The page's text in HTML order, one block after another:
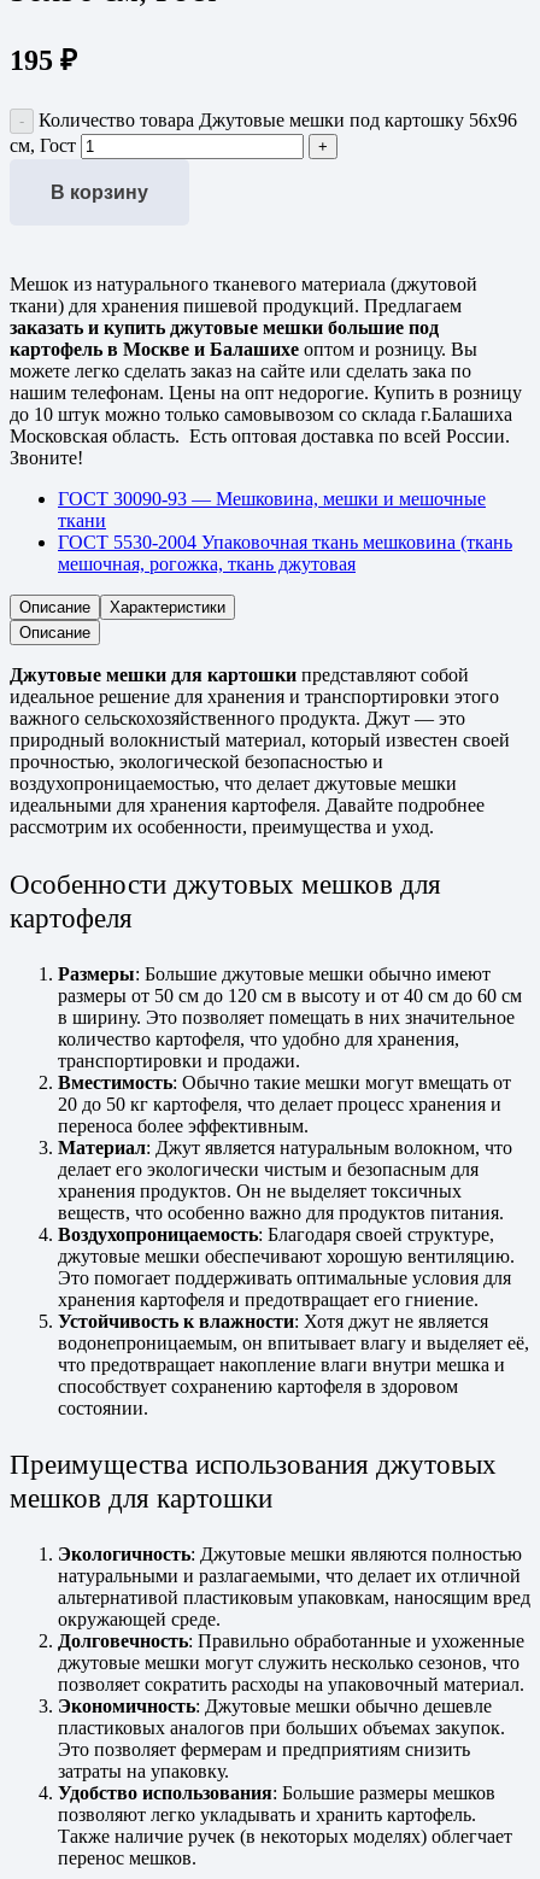
195 ₽
Количество товара Джутовые мешки под картошку 56х96
см, Гост
В корзину
Мешок из натурального тканевого материала (джутовой
ткани) для хранения пишевой продукций. Предлагаем
заказать и купить джутовые мешки большие под
картофель в Москве и Балашихе оптом и розницу. Вы
можете легко сделать заказ на сайте или сделать зака по
нашим телефонам. Цены на опт недорогие. Купить в розницу
до 10 штук можно только самовывозом со склада г.Балашиха
Московская область. Есть оптовая доставка по всей России.
Звоните!
ГОСТ 30090-93 — Мешковина, мешки и мешочные
ткани
ГОСТ 5530-2004 Упаковочная ткань мешковина (ткань
мешочная, рогожка, ткань джутовая
Описание
Характеристики
Описание
Джутовые мешки для картошки представляют собой
идеальное решение для хранения и транспортировки этого
важного сельскохозяйственного продукта. Джут — это
природный волокнистый материал, который известен своей
прочностью, экологической безопасностью и
воздухопроницаемостью, что делает джутовые мешки
идеальными для хранения картофеля. Давайте подробнее
рассмотрим их особенности, преимущества и уход.
Особенности джутовых мешков для
картофеля
Размеры: Большие джутовые мешки обычно имеют
размеры от 50 см до 120 см в высоту и от 40 см до 60 см
в ширину. Это позволяет помещать в них значительное
количество картофеля, что удобно для хранения,
транспортировки и продажи.
Вместимость: Обычно такие мешки могут вмещать от
20 до 50 кг картофеля, что делает процесс хранения и
переноса более эффективным.
Материал: Джут является натуральным волокном, что
делает его экологически чистым и безопасным для
хранения продуктов. Он не выделяет токсичных
веществ, что особенно важно для продуктов питания.
Воздухопроницаемость: Благодаря своей структуре,
джутовые мешки обеспечивают хорошую вентиляцию.
Это помогает поддерживать оптимальные условия для
хранения картофеля и предотвращает его гниение.
Устойчивость к влажности: Хотя джут не является
водонепроницаемым, он впитывает влагу и выделяет её,
что предотвращает накопление влаги внутри мешка и
способствует сохранению картофеля в здоровом
состоянии.
Преимущества использования джутовых
мешков для картошки
Экологичность: Джутовые мешки являются полностью
натуральными и разлагаемыми, что делает их отличной
альтернативой пластиковым упаковкам, наносящим вред
окружающей среде.
Долговечность: Правильно обработанные и ухоженные
джутовые мешки могут служить несколько сезонов, что
позволяет сократить расходы на упаковочный материал.
Экономичность: Джутовые мешки обычно дешевле
пластиковых аналогов при больших объемах закупок.
Это позволяет фермерам и предприятиям снизить
затраты на упаковку.
Удобство использования: Большие размеры мешков
позволяют легко укладывать и хранить картофель.
Также наличие ручек (в некоторых моделях) облегчает
перенос мешков.